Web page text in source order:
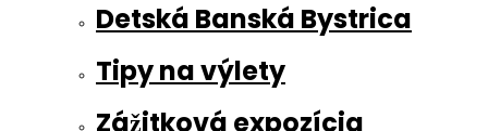
Detská Banská Bystrica
Tipy na výlety
Zážitková expozícia